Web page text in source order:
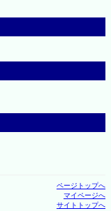
ページトップへ
マイページへ
サイトトップへ